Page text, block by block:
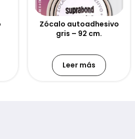
Zócalo autoadhesivo
gris – 92 cm.
Leer más